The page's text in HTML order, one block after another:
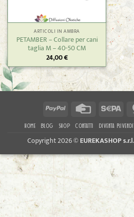
ARTICOLI IN AMBRA
PETAMBER – Collare per cani
taglia M – 40-50 CM
24,00€
PayPal
Credit
Sepa
HOME BLOG SHOP CONTATTI DIVENTA
Copyright 2026 ©EUREKASHOP s.r.l.